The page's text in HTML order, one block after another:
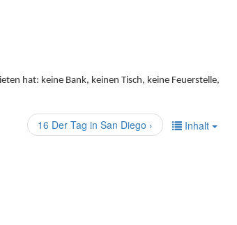
hat: keine Bank, keinen Tisch, keine Feuerstelle,
Inhalt
16 Der Tag in San Diego ›